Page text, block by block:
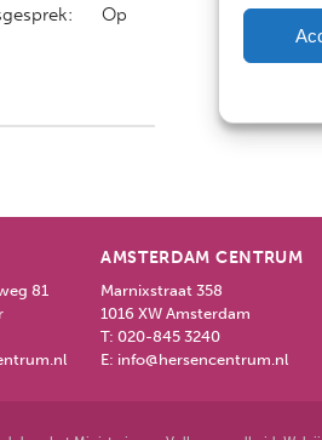
Op
81
AMSTERDAM CENTRUM
Marnixstraat 358
1016 XW Amsterdam
T: 020-845 3240
E: info@hersencentrum.nl